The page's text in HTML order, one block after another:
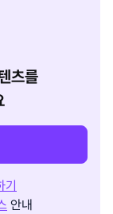
츠를
안내